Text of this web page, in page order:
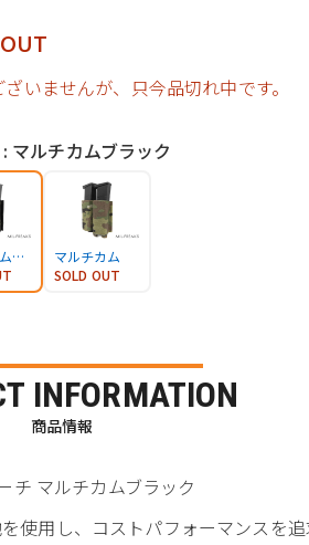
いませんが、只今品切れ中です。
マルチカムブラック
マルチカムブラック
マルチカム
SOLD OUT
INFORMATION
商品情報
チ マルチカムブラック
使用し、コストパフォーマンスを